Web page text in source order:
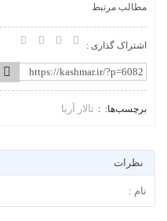
مطالب مرتبط
اشتراک گذاری :
برچسب‌ها: تالار آریا
نظرات